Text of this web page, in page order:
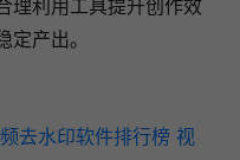
理利用工具提升创作效
产出。
去水印软件排行榜 视